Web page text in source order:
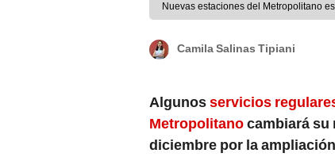
Nuevas estaciones del Metropolitano
Camila Salinas Tipiani
Algunosservicios
Metropolitanocambiará su
diciembre por la